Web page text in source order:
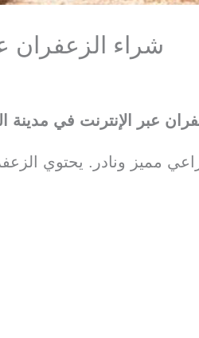
شراء الزعفران
عبر الإنترنت في مدينة
مميز ونادر. يحتوي